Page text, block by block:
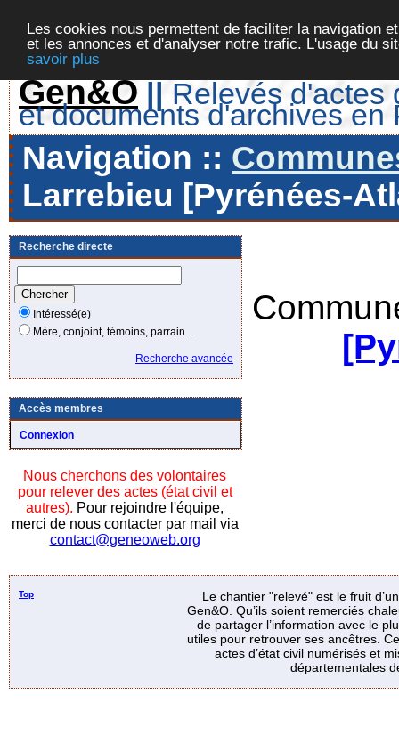
Les cookies nous permettent de faciliter la navigation
et les annonces et d'analyser notre trafic. L'usage du
savoir plus
Gen&O || Relevés d'actes
et documents d'archives en
Navigation ::
Larrebieu [Pyrénées-
Recherche directe
Intéressé(e)
Mère, conjoint, témoins, parrain...
Recherche avancée
Accès membres
Connexion
Nous cherchons des volontaires
pour relever des actes (état civil et
autres). Pour rejoindre l'équipe,
merci de nous contacter par mail via
contact@geneoweb.org
Top
Le chantier "relevé" est le fruit
Gen&O. Qu’ils soient remerciés
de partager l’information avec le
utiles pour retrouver ses ancêtres.
actes d’état civil numérisés et
départementales